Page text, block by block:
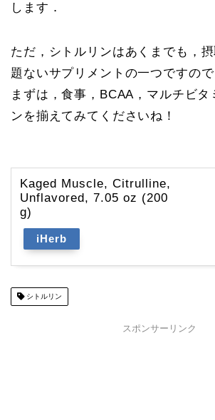
します．
ただ，シトルリンはあくまでも，
題ないサプリメントの一つですので
まずは，食事，BCAA，マルチビタ
ンを揃えてみてくださいね！
Kaged Muscle, Citrulline,
Unflavored, 7.05 oz (200
g)
iHerb
シトルリン
スポンサーリンク